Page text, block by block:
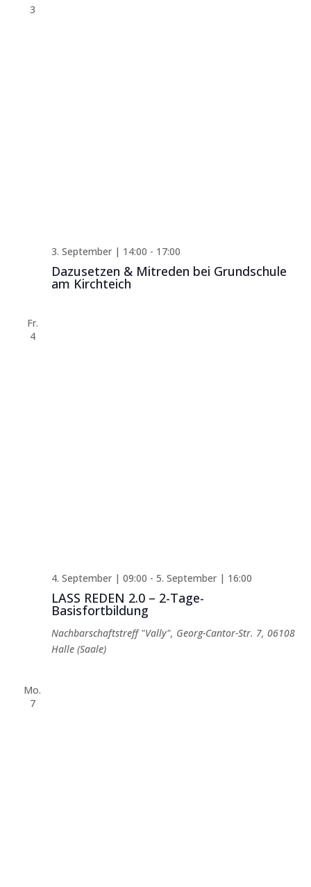
3
Dazusetzen & Mitreden bei Grundschule
am Kirchteich
3. September | 14:00 - 17:00
Fr.
4
LASS REDEN 2.0 – 2-Tage-
Basisfortbildung
4. September | 09:00 - 5. September | 16:00
Nachbarschaftstreff "Vally", Georg-Cantor-Str. 7, 06108
Halle (Saale)
Mo.
7